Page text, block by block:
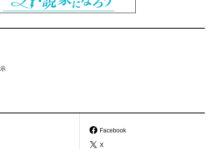
Facebook
X